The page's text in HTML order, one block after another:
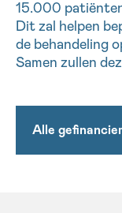
15.000
Dit zal helpen
de behandeling
Samen zullen
Alle